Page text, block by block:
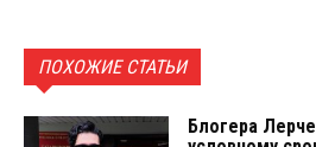
ПОХОЖИЕ СТАТЬИ
Блогера